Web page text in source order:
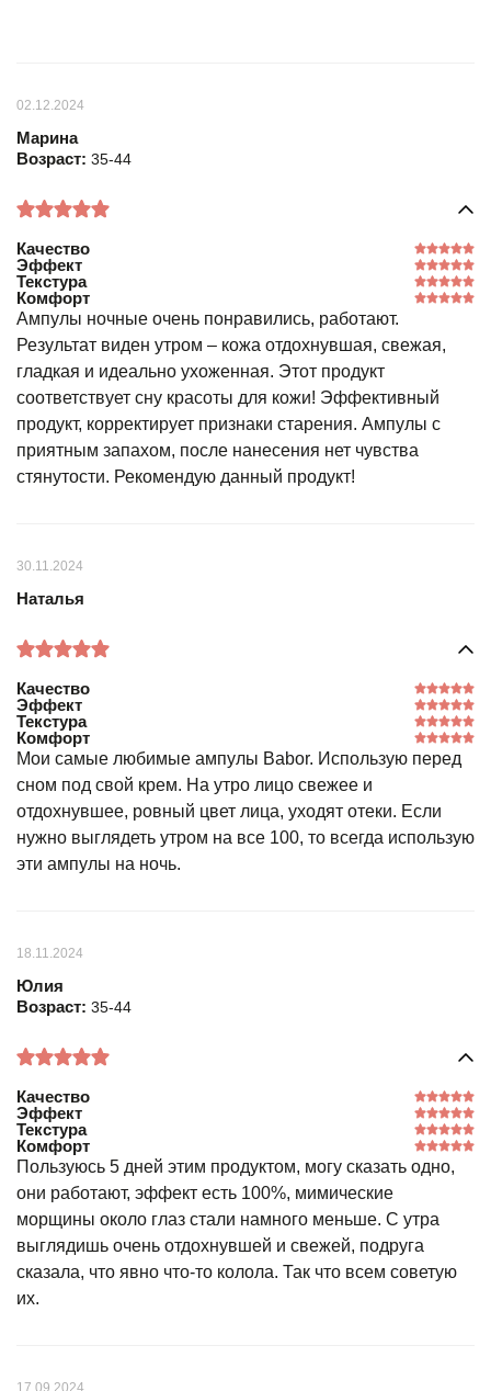
02.12.2024
Марина
Возраст: 35-44
Качество
Эффект
Текстура
Комфорт
Ампулы ночные очень понравились, работают.
Результат виден утром – кожа отдохнувшая, свежая,
гладкая и идеально ухоженная. Этот продукт
соответствует сну красоты для кожи! Эффективный
продукт, корректирует признаки старения. Ампулы с
приятным запахом, после нанесения нет чувства
стянутости. Рекомендую данный продукт!
30.11.2024
Наталья
Качество
Эффект
Текстура
Комфорт
Мои самые любимые ампулы Babor. Использую перед
сном под свой крем. На утро лицо свежее и
отдохнувшее, ровный цвет лица, уходят отеки. Если
нужно выглядеть утром на все 100, то всегда использую
эти ампулы на ночь.
18.11.2024
Юлия
Возраст: 35-44
Качество
Эффект
Текстура
Комфорт
Пользуюсь 5 дней этим продуктом, могу сказать одно,
они работают, эффект есть 100%, мимические
морщины около глаз стали намного меньше. С утра
выглядишь очень отдохнувшей и свежей, подруга
сказала, что явно что-то колола. Так что всем советую
их.
17.09.2024